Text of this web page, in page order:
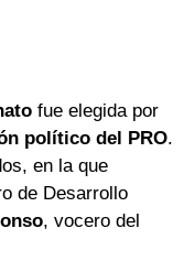
fue elegida por
político del PRO.
en la que
de Desarrollo
, vocero del